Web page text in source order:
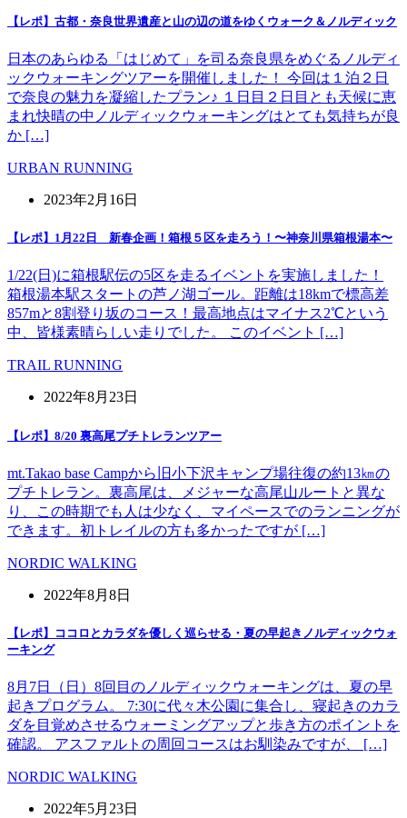
【レポ】古都・奈良世界遺産と山の辺の道をゆくウォーク＆ノルディック
日本のあらゆる「はじめて」を司る奈良県をめぐるノルディ
ックウォーキングツアーを開催しました！ 今回は１泊２日
で奈良の魅力を凝縮したプラン♪ １日目２日目とも天候に恵
まれ快晴の中ノルディックウォーキングはとても気持ちが良
か […]
URBAN RUNNING
2023年2月16日
【レポ】1月22日 新春企画！箱根５区を走ろう！〜神奈川県箱根湯本〜
1/22(日)に箱根駅伝の5区を走るイベントを実施しました！
箱根湯本駅スタートの芦ノ湖ゴール。距離は18kmで標高差
857mと8割登り坂のコース！最高地点はマイナス2℃という
中、皆様素晴らしい走りでした。 このイベント […]
TRAIL RUNNING
2022年8月23日
【レポ】8/20 裏高尾プチトレランツアー
mt.Takao base Campから旧小下沢キャンプ場往復の約13㎞の
プチトレラン。裏高尾は、メジャーな高尾山ルートと異な
り、この時期でも人は少なく、マイペースでのランニングが
できます。初トレイルの方も多かったですが […]
NORDIC WALKING
2022年8月8日
【レポ】ココロとカラダを優しく巡らせる・夏の早起きノルディックウォ
ーキング
8月7日（日）8回目のノルディックウォーキングは、夏の早
起きプログラム。 7:30に代々木公園に集合し、寝起きのカラ
ダを目覚めさせるウォーミングアップと歩き方のポイントを
確認。 アスファルトの周回コースはお馴染みですが、 […]
NORDIC WALKING
2022年5月23日